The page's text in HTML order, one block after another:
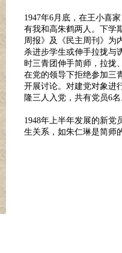
1947年6月底，在王小喜
有我和高朱鹤两人。下学
周报》及《民主周刊》为
杀进步学生或伸手拉拢与
时三青团伸手简师，拉拢
在党的领导下拒绝参加三
开展讨论。对建党对象进
隆三人入党，共有党员6
1948年上半年发展的新党
生关系，如朱仁琳是简师